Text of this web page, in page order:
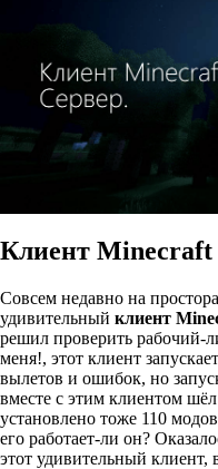
Клиент Minecraft
Совсем недавно на
удивительный клиент
решил проверить рабочий-
меня!, этот клиент
вылетов и ошибок, но
вместе с этим клиентом
установлено тоже 110
его работает-ли он?
этот удивительный клиент,